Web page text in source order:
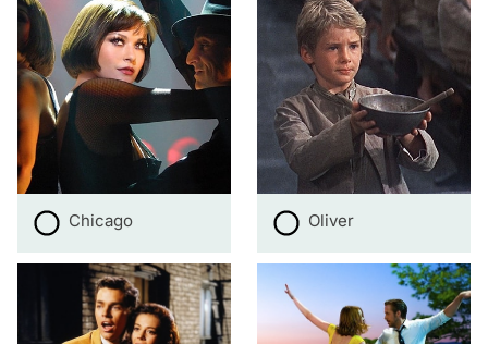
Chicago Oliver